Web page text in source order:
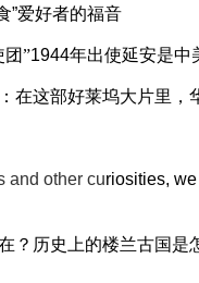
”爱好者的福音
团”1944年出使延安是中
在这部好莱坞大片里，
and other curiosities,
？历史上的楼兰古国